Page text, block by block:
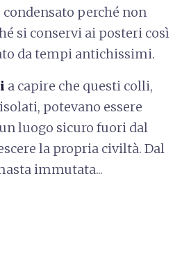
perché non
si conservi ai posteri così
da tempi antichissimi.
a capire che questi colli,
potevano essere
luogo sicuro fuori dal
la propria civiltà. Dal
immutata...